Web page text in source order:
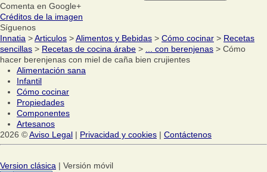
Comenta en Google+
Créditos de la imagen
Síguenos
Innatia >Articulos >Alimentos y Bebidas > Cómo cocinar > Recetas
sencillas > Recetas de cocina árabe > ... con berenjenas > Cómo
hacer berenjenas con miel de caña bien crujientes
Alimentación sana
Infantil
Cómo cocinar
Propiedades
Componentes
Artesanos
2026 ©Aviso Legal | Privacidad y cookies | Contáctenos
Version clásica | Versión móvil